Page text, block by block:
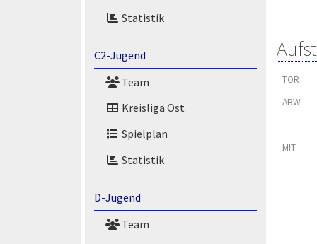
Statistik
C2-Jugend
Team
Kreisliga Ost
Spielplan
Statistik
D-Jugend
Team
TOR
ABW
MIT